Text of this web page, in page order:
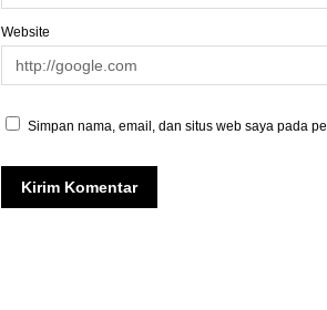
Website
Simpan nama, email, dan situs web saya pada